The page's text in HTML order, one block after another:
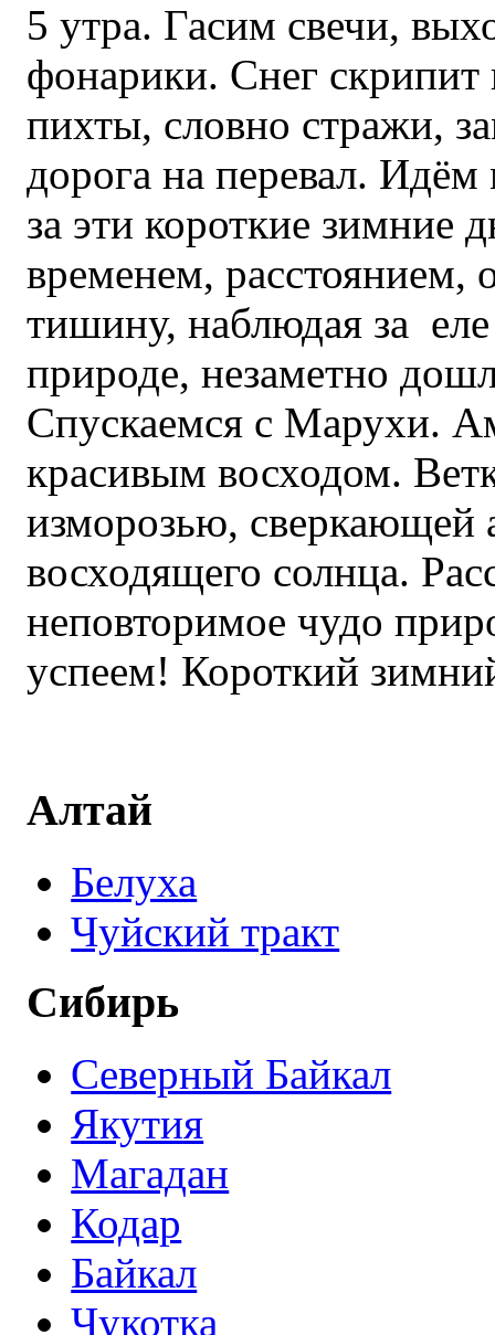
5 утра. Гасим свечи,
фонарики. Снег
пихты, словно стражи,
дорога на перевал.
за эти короткие зимние
временем,
тишину, наблюдая за
природе, незаметно
Спускаемся с Марухи.
красивым восходом.
изморозью, сверкающей
восходящего солнца.
неповторимое чудо
успеем! Короткий
Алтай
Белуха
Чуйский тракт
Сибирь
Северный Байкал
Якутия
Магадан
Кодар
Байкал
Чукотка